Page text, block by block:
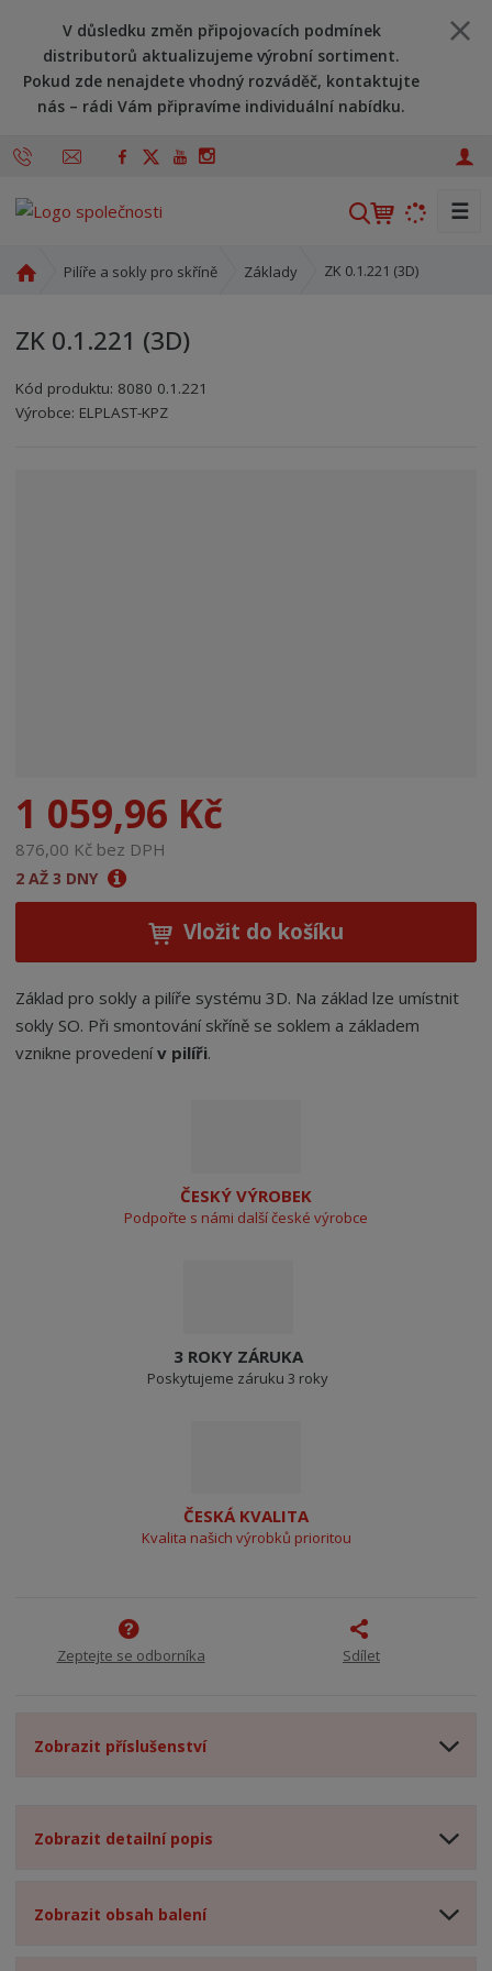
V důsledku změn připojovacích podmínek
distributorů aktualizujeme výrobní sortiment.
Pokud zde nenajdete vhodný rozváděč, kontaktujte
nás – rádi Vám připravíme individuální nabídku.
V
h
☰
d
í
s
Pilíře a sokly pro skříně Základy ZK 0.1.221 (3D)
ZK 0.1.221 (3D)
Kód produktu: 8080 0.1.221
Kód výrobce: 8595208622601
Kód dodavatele:8595208622601
Výrobce: ELPLAST-KPZ
1 059,96 Kč
876,00 Kč bez DPH
2 AŽ 3 DNY
Vložit do košíku
Základ pro sokly a pilíře systému 3D. Na základ lze umístnit
sokly SO. Při smontování skříně se soklem a základem
vznikne provedenív pilíři.
ČESKÝ VÝROBEK
Podpořte s námi další české výrobce
3 ROKY ZÁRUKA
Poskytujeme záruku 3 roky
ČESKÁ KVALITA
Kvalita našich výrobků prioritou
Zeptejte se odborníka Sdílet
Zobrazit příslušenství
Zobrazit detailní popis
Zobrazit obsah balení